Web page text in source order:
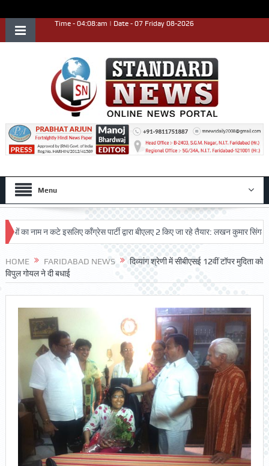
Time - 04:08:am | Date - 07 Friday 08-2026
Menu
नाम न कटे इसलिए काँग्रेस पार्टी द्वारा बीएलए 2 किए जा रहे तैयार: लखन कुमार सिंगला
HOME FARIDABAD NEWS
दिव्यांग श्रेणी में सीबीएसई 12वीं टॉपर मुदिता को
विपुल गोयल ने दी बधाई